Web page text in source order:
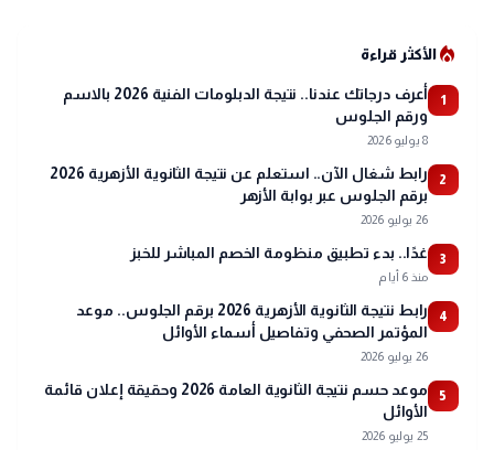
local_fire_departmentالأكثر قراءة
1
أعرف درجاتك عندنا.. نتيجة الدبلومات الفنية 2026 بالاسم
ورقم الجلوس
8 يوليو 2026
2
رابط شغال الآن.. استعلم عن نتيجة الثانوية الأزهرية 2026
برقم الجلوس عبر بوابة الأزهر
26 يوليو 2026
3 غدًا.. بدء تطبيق منظومة الخصم المباشر للخبز
منذ 6 أيام
4
رابط نتيجة الثانوية الأزهرية 2026 برقم الجلوس.. موعد
المؤتمر الصحفي وتفاصيل أسماء الأوائل
26 يوليو 2026
5
موعد حسم نتيجة الثانوية العامة 2026 وحقيقة إعلان قائمة
الأوائل
25 يوليو 2026